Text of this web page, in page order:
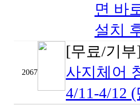
면 바
설치
2067
[무료/기
사지체어
4/11-4/12